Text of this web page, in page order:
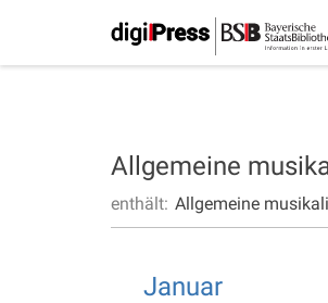
Allgemeine
enthält: Allgemeine
Januar